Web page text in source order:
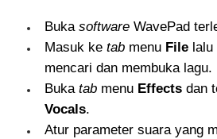
Buka software WavePad
Masuk ke tab menu File
mencari dan membuka lagu.
Buka tab menu Effects dan
Vocals.
Atur parameter suara yang